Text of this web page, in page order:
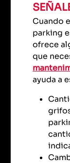
Cuando
parking
ofrece
que
ayuda a